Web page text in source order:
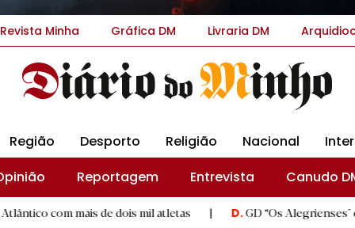
Revista Minha Gráfica DM Livraria DM
Região Desporto Religião Nacional
Reportagem Entrevista Canudo
mais de dois mil atletas | D.GD “Os Alegrienses" celebra 50